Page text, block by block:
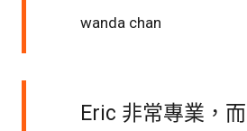
wanda chan
Eric 非常專業，